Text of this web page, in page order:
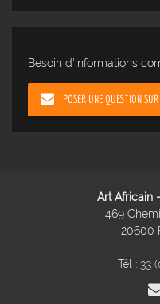
Besoin d'informations
POSER UNE QUESTION
Art Africain
469
20600
Tél : 33